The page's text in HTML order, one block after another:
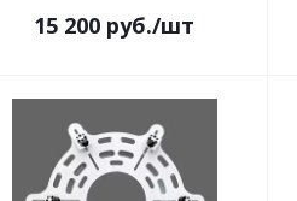
15 200 руб./шт